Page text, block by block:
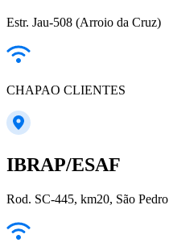
Estr. Jau-508 (Arroio da Cruz)
CHAPAO CLIENTES
IBRAP/ESAF
Rod. SC-445, km20, São Pedro